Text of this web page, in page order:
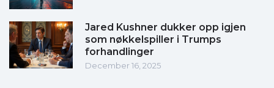
Jared Kushner dukker opp igjen
som nøkkelspiller i Trumps
forhandlinger
December 16, 2025